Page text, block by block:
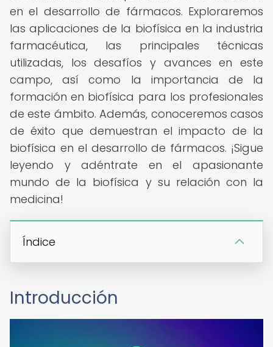
en el desarrollo de fármacos. Exploraremos
las aplicaciones de la biofísica en la industria
farmacéutica, las principales técnicas
utilizadas, los desafíos y avances en este
campo, así como la importancia de la
formación en biofísica para los profesionales
de este ámbito. Además, conoceremos casos
de éxito que demuestran el impacto de la
biofísica en el desarrollo de fármacos. ¡Sigue
leyendo y adéntrate en el apasionante
mundo de la biofísica y su relación con la
medicina!
Índice
Introducción